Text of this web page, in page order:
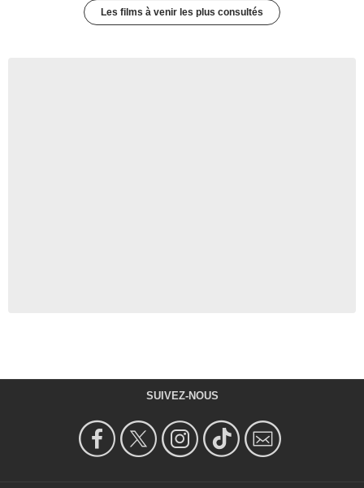
Les films à venir les plus consultés
SUIVEZ-NOUS